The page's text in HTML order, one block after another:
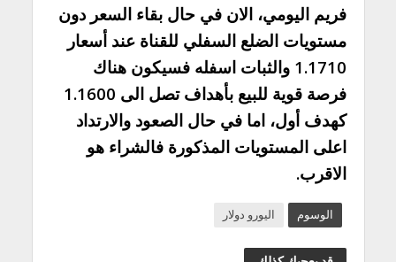
فريم اليومي، الان في حال بقاء السعر دون
مستويات الضلع السفلي للقناة عند أسعار
1.1710 والثبات اسفله فسيكون هناك
فرصة قوية للبيع بأهداف تصل الى 1.1600
كهدف أول، اما في حال الصعود والارتداد
اعلى المستويات المذكورة فالشراء هو
الاقرب.
الوسوم اليورو دولار